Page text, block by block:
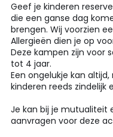
Geef je kinderen
die een ganse dag
brengen. Wij voorzien
Allergieën dien je op
Deze kampen zijn voor
tot 4 jaar.
Een ongelukje kan
kinderen reeds zindelijk
Je kan bij je mutualiteit
aanvragen voor deze